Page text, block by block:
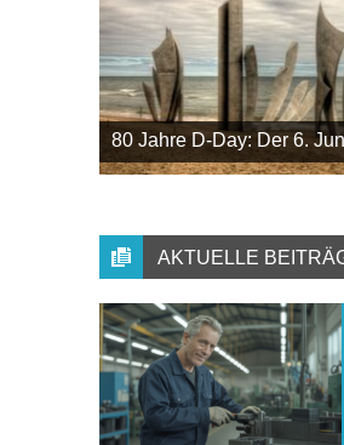
80 Jahre D-Day: Der 6.
AKTUELLE